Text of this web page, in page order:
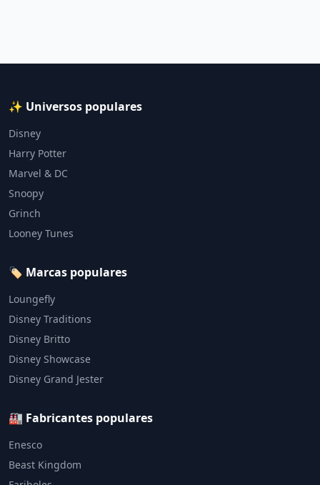
✨ Universos populares
Disney
Harry Potter
Marvel & DC
Snoopy
Grinch
Looney Tunes
🏷️ Marcas populares
Loungefly
Disney Traditions
Disney Britto
Disney Showcase
Disney Grand Jester
🏭 Fabricantes populares
Enesco
Beast Kingdom